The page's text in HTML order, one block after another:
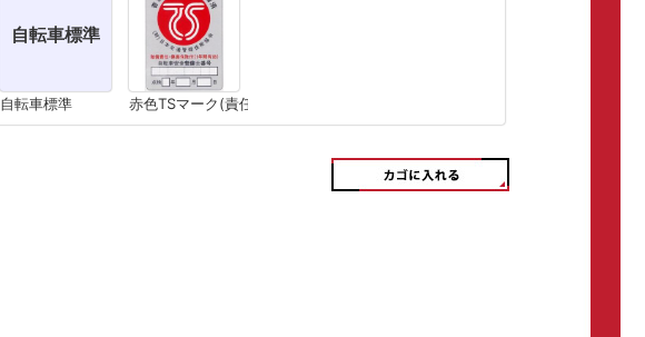
自転車標準
自転車標準 赤色TSマーク(責任賠償保険)